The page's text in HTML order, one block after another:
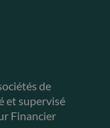
de
et supervisé
Financier